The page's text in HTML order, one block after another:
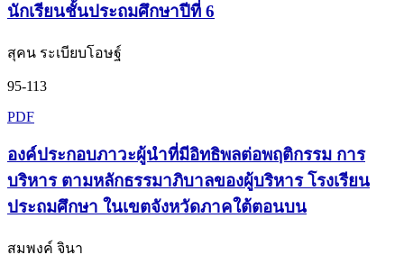
นักเรียนชั้นประถมศึกษาปีที่ 6
สุคน ระเบียบโอษฐ์
95-113
PDF
องค์ประกอบภาวะผู้นำที่มีอิทธิพลต่อพฤติกรรม การ
บริหาร ตามหลักธรรมาภิบาลของผู้บริหาร โรงเรียน
ประถมศึกษา ในเขตจังหวัดภาคใต้ตอนบน
สมพงค์ จินา